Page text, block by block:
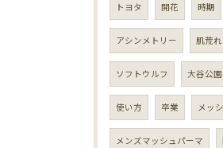
トヨタ 開花 時期
アシンメトリー 肌荒れ
ソフトウルフ 大谷公園
使い方 卒業 メッ
メンズマッシュパーマ